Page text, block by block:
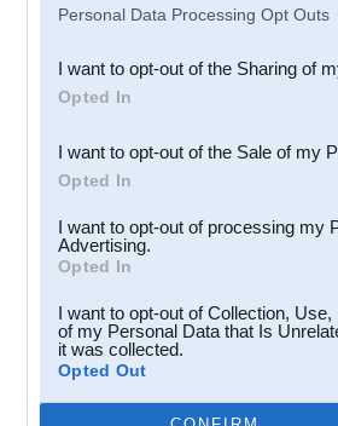
Downstream Participants
third parties.
Personal Data Processing Opt Outs
I want to opt-out of the Sharing of
Opted In
I want to opt-out of the Sale of my
Opted In
I want to opt-out of processing my
Advertising.
Opted In
I want to opt-out of Collection,
of my Personal Data that Is
it was collected.
Opted Out